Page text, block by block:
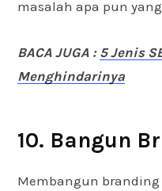
masalah apa pun
BACA JUGA : 5 Jenis
Menghindarinya
10. Bangun
Membangun